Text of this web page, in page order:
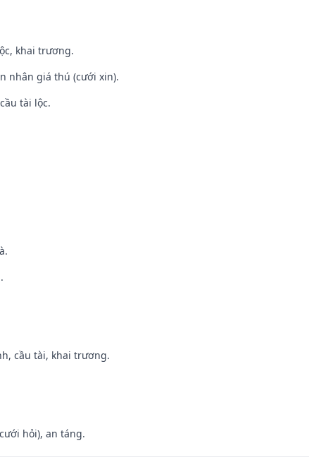
khai trương.
nhân giá thú (cưới xin).
tài lộc.
cầu tài, khai trương.
hỏi), an táng.